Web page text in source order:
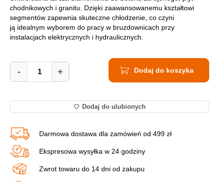
chodnikowych i granitu. Dzięki zaawansowanemu kształtowi
segmentów zapewnia skuteczne chłodzenie, co czyni
ją idealnym wyborem do pracy w bruzdownicach przy
instalacjach elektrycznych i hydraulicznych.
Tarcza
Diamentowa
Do
Distar
Technic
150mm
14315347012
quantity
- + Dodaj do koszyka
Dodaj do ulubionych
Darmowa dostawa dla zamówień od 499 zł
Ekspresowa wysyłka w 24 godziny
Zwrot towaru do 14 dni od zakupu